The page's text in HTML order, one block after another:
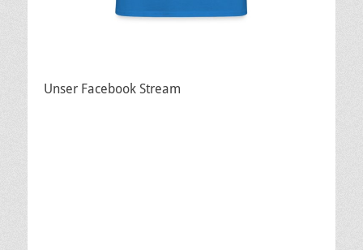
Unser Facebook Stream